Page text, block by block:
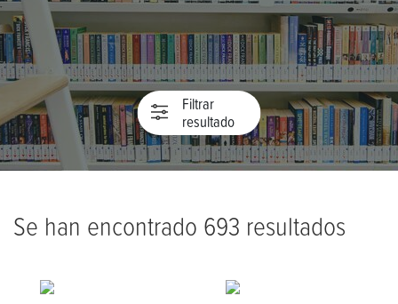
Filtrar
resultado
Se han encontrado 693 resultados